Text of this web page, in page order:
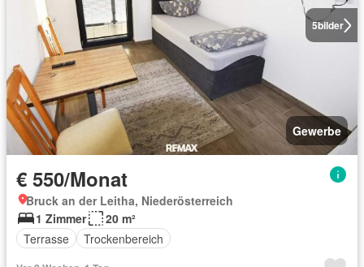
5bilder
Gewerbe
€ 550/Monat
Bruck an der Leitha, Niederösterreich
1 Zimmer
20 m²
Terrasse
Trockenbereich